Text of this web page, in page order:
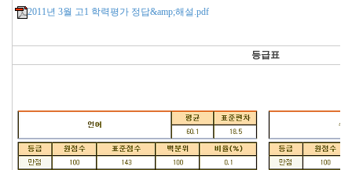
2011년 3월 고1 학력평가 정답&amp;해설.pdf
등급표